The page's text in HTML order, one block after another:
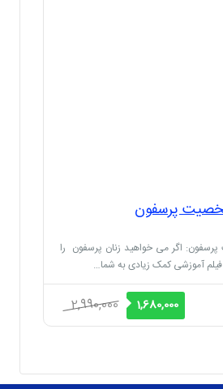
پرسفون
اگر می خواهید زنان پرسفون را
آموزشی کمک زیادی به شما…
2,990,000
قیمت
اصلی
بود.
1,680,000 قیمت
فعلی
است.